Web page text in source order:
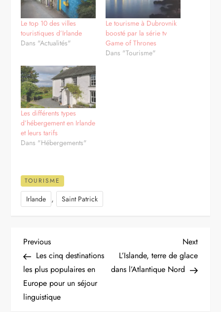
Le top 10 des villes
touristiques d’Irlande
Dans "Actualités"
Le tourisme à Dubrovnik
boosté par la série tv
Game of Thrones
Dans "Tourisme"
Les différents types
d’hébergement en Irlande
et leurs tarifs
Dans "Hébergements"
TOURISME
Irlande , Saint Patrick
N
a
v
Previous
Post
Previous
Les cinq destinations
les plus populaires en
Europe pour un séjour
linguistique
Next
Post
Next
L’Islande, terre de glace
dans l’Atlantique Nord